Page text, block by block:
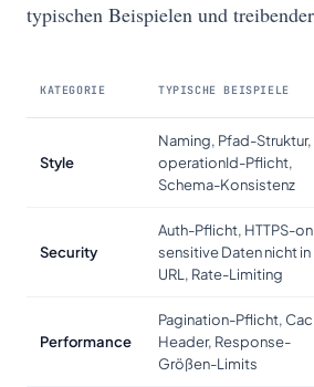
typischen Beispielen und
KATEGORIE TYPISCHE BEISPIELE
Style
Naming, Pfad-Struktur,
operationId-Pflicht,
Schema-Konsistenz
Security
Auth-Pflicht, HTTPS-
sensitive Daten nicht in
URL, Rate-Limiting
Performance
Pagination-Pflicht,
Header, Response-
Größen-Limits